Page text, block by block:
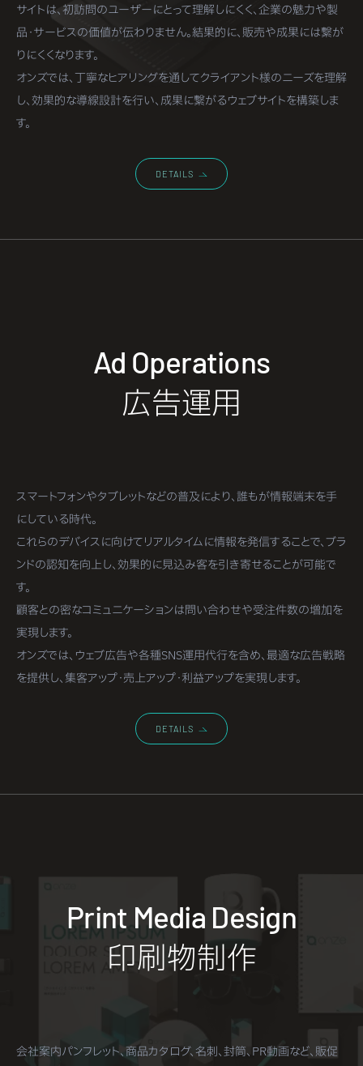
サイトは、初訪問のユーザーにとって理解しにくく、企業の魅力や製
品・サービスの価値が伝わりません。結果的に、販売や成果には繋が
りにくくなります。
オンズでは、丁寧なヒアリングを通してクライアント様のニーズを理解
し、効果的な導線設計を行い、成果に繋がるウェブサイトを構築しま
す。
DETAILS
Ad Operations
広告運用
スマートフォンやタブレットなどの普及により、誰もが情報端末を手
にしている時代。
これらのデバイスに向けてリアルタイムに情報を発信することで、ブラ
ンドの認知を向上し、効果的に見込み客を引き寄せることが可能で
す。
顧客との密なコミュニケーションは問い合わせや受注件数の増加を
実現します。
オンズでは、ウェブ広告や各種SNS運用代行を含め、最適な広告戦略
を提供し、集客アップ・売上アップ・利益アップを実現します。
DETAILS
Print Media Design
印刷物制作
会社案内パンフレット、商品カタログ、名刺、封筒、PR動画など、販促